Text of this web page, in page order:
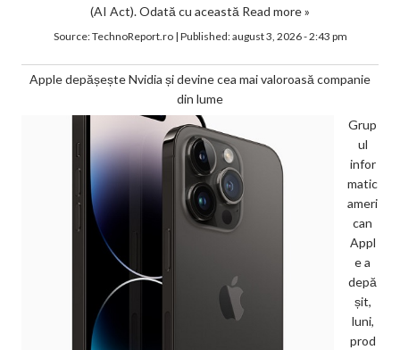
(AI Act). Odată cu această Read more »
Source:TechnoReport.ro| Published:august 3, 2026 - 2:43 pm
Apple depășește Nvidia și devine cea mai valoroasă companie
din lume
Grup
ul
infor
matic
ameri
can
Appl
e a
depă
șit,
luni,
prod